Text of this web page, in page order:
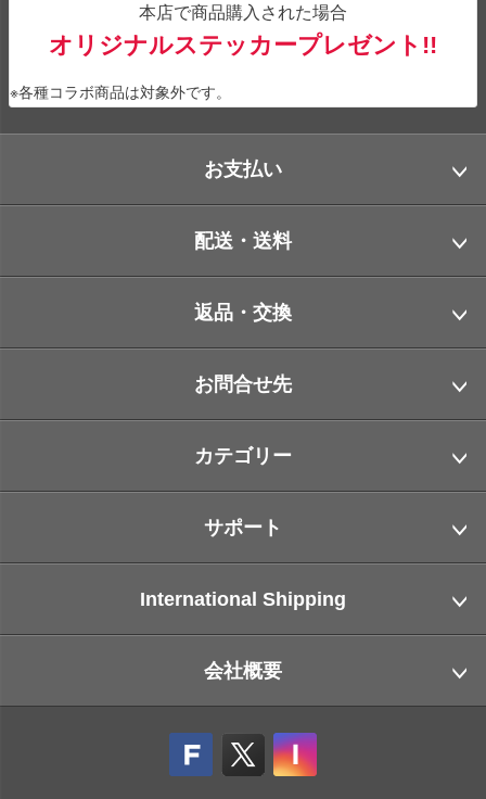
本店で商品購入された場合
オリジナルステッカープレゼント!!
※各種コラボ商品は対象外です。
お支払い
配送・送料
返品・交換
お問合せ先
カテゴリー
サポート
International Shipping
会社概要